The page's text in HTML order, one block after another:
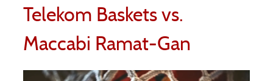
Telekom Baskets vs.
Maccabi Ramat-Gan